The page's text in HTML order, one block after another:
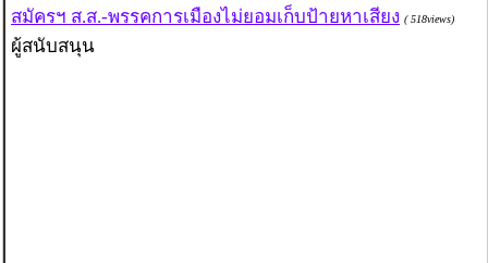
สมัครฯ ส.ส.-พรรคการเมืองไม่ยอมเก็บป้ายหาเสียง ( 518views)
ผู้สนับสนุน